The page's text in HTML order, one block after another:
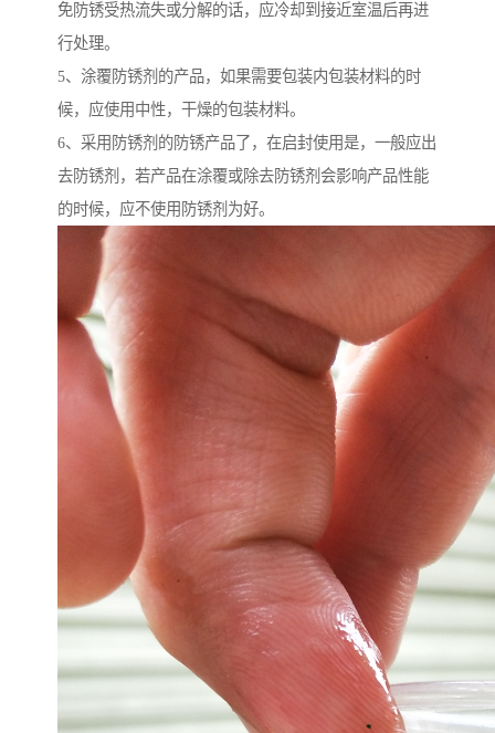
免防锈受热流失或分解的话，应冷却到接近室温后再进
行处理。
5、涂覆防锈剂的产品，如果需要包装内包装材料的时
候，应使用中性，干燥的包装材料。
6、采用防锈剂的防锈产品了，在启封使用是，一般应出
去防锈剂，若产品在涂覆或除去防锈剂会影响产品性能
的时候，应不使用防锈剂为好。